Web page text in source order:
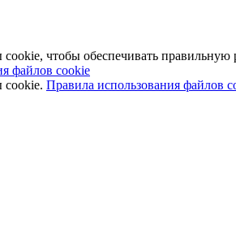
чтобы обеспечивать правильную
файлов cookie
Правила использования файлов